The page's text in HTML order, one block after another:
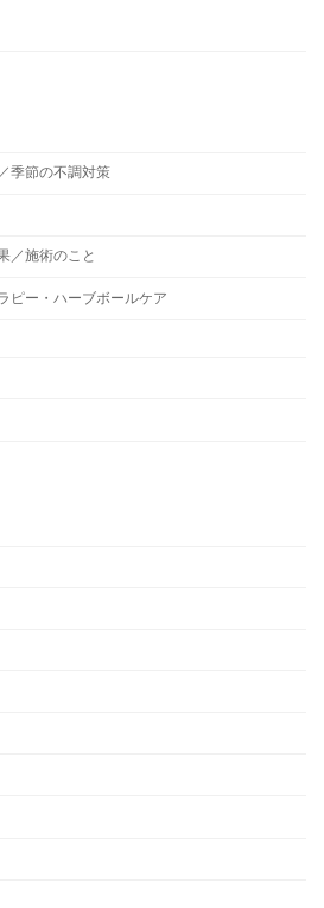
季節の不調対策
／施術のこと
ピー・ハーブボールケア